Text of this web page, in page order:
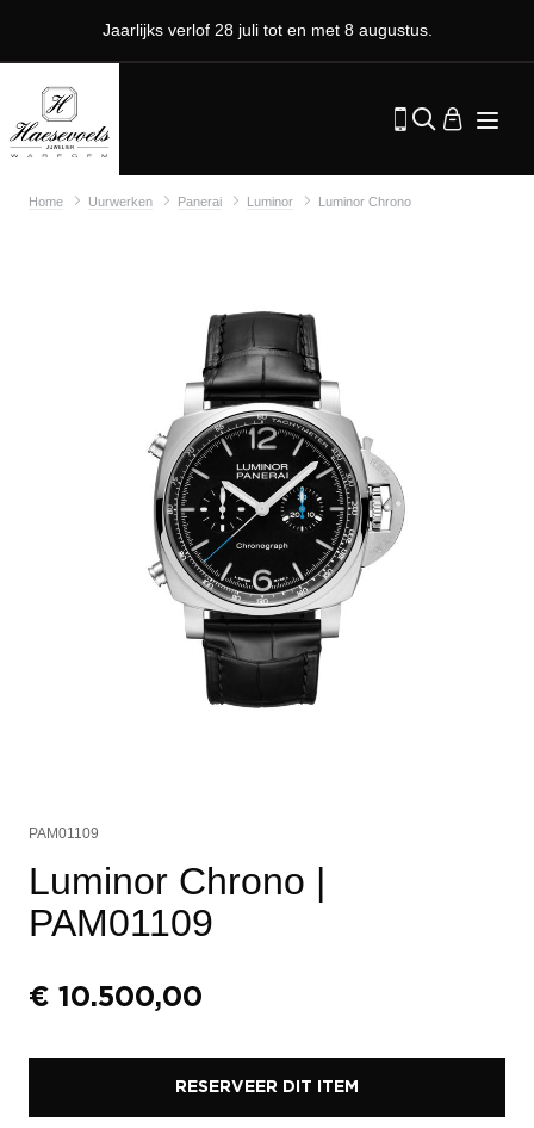
Jaarlijks verlof 28 juli tot en met 8 augustus.
Home Uurwerken Panerai Luminor Luminor Chrono
PAM01109
Luminor Chrono |
PAM01109
€ 10.500,00
RESERVEER DIT ITEM